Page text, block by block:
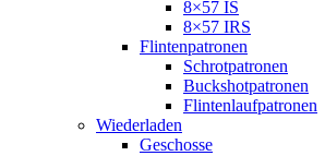
8×57 IS
8×57 IRS
Flintenpatronen
Schrotpatronen
Buckshotpatronen
Flintenlaufpatronen
Wiederladen
Geschosse